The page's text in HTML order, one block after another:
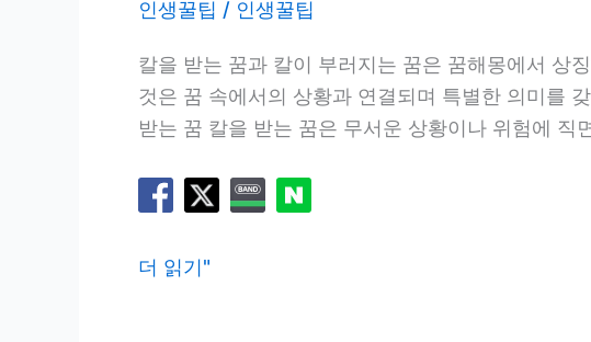
인생꿀팁 / 인생꿀팁
칼을 받는 꿈과 칼이 부러지는 꿈은 꿈해몽에서 상
것은 꿈 속에서의 상황과 연결되며 특별한 의미를
받는 꿈 칼을 받는 꿈은 무서운 상황이나 위험에
칼
더 읽기"